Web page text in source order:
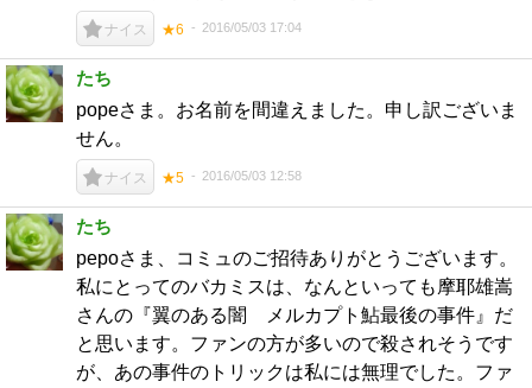
ナイス ★6 2016/05/03 17:04
たち
popeさま。お名前を間違えました。申し訳ございま
せん。
ナイス ★5 2016/05/03 12:58
たち
pepoさま、コミュのご招待ありがとうございます。
私にとってのバカミスは、なんといっても摩耶雄嵩
さんの『翼のある闇 メルカプト鮎最後の事件』だ
と思います。ファンの方が多いので殺されそうです
が、あの事件のトリックは私には無理でした。ファ